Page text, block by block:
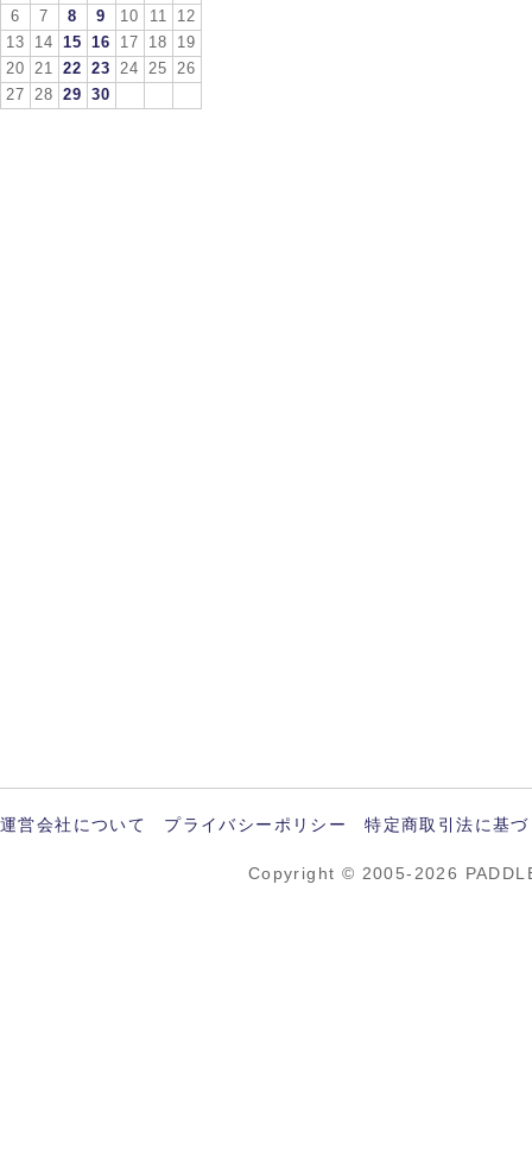
6
7 8 9 10 11
12
13
14 15 16 17 18
19
20
21 22 23 24 25
26
27
28 29 30
運営会社について プライバシーポリシー 特定商取引法に基
Copyright © 2005-2026